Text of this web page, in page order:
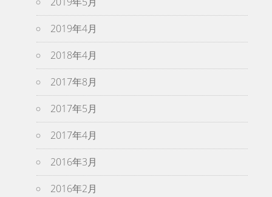
2019年4月
2018年4月
2017年8月
2017年5月
2017年4月
2016年3月
2016年2月